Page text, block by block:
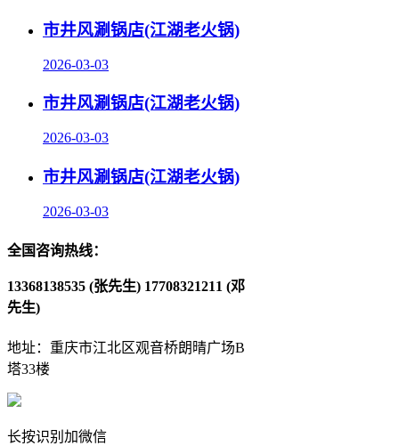
市井风涮锅店(江湖老火锅)
2026-03-03
市井风涮锅店(江湖老火锅)
2026-03-03
市井风涮锅店(江湖老火锅)
2026-03-03
全国咨询热线：
13368138535 (张先生) 17708321211 (邓
先生)
地址：重庆市江北区观音桥朗晴广场B
塔33楼
长按识别加微信